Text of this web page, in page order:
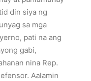
din siya ng
sa mga
pati na ang
gabi,
nina Rep.
Aalamin